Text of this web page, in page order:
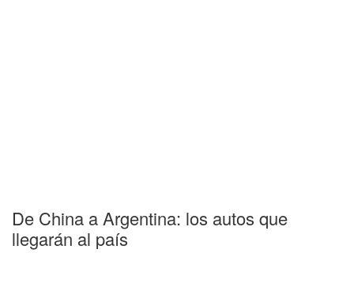
De China a Argentina: los autos que
llegarán al país